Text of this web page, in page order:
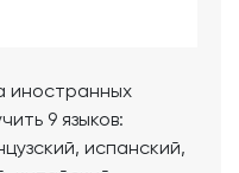
иностранных
9 языков:
испанский,